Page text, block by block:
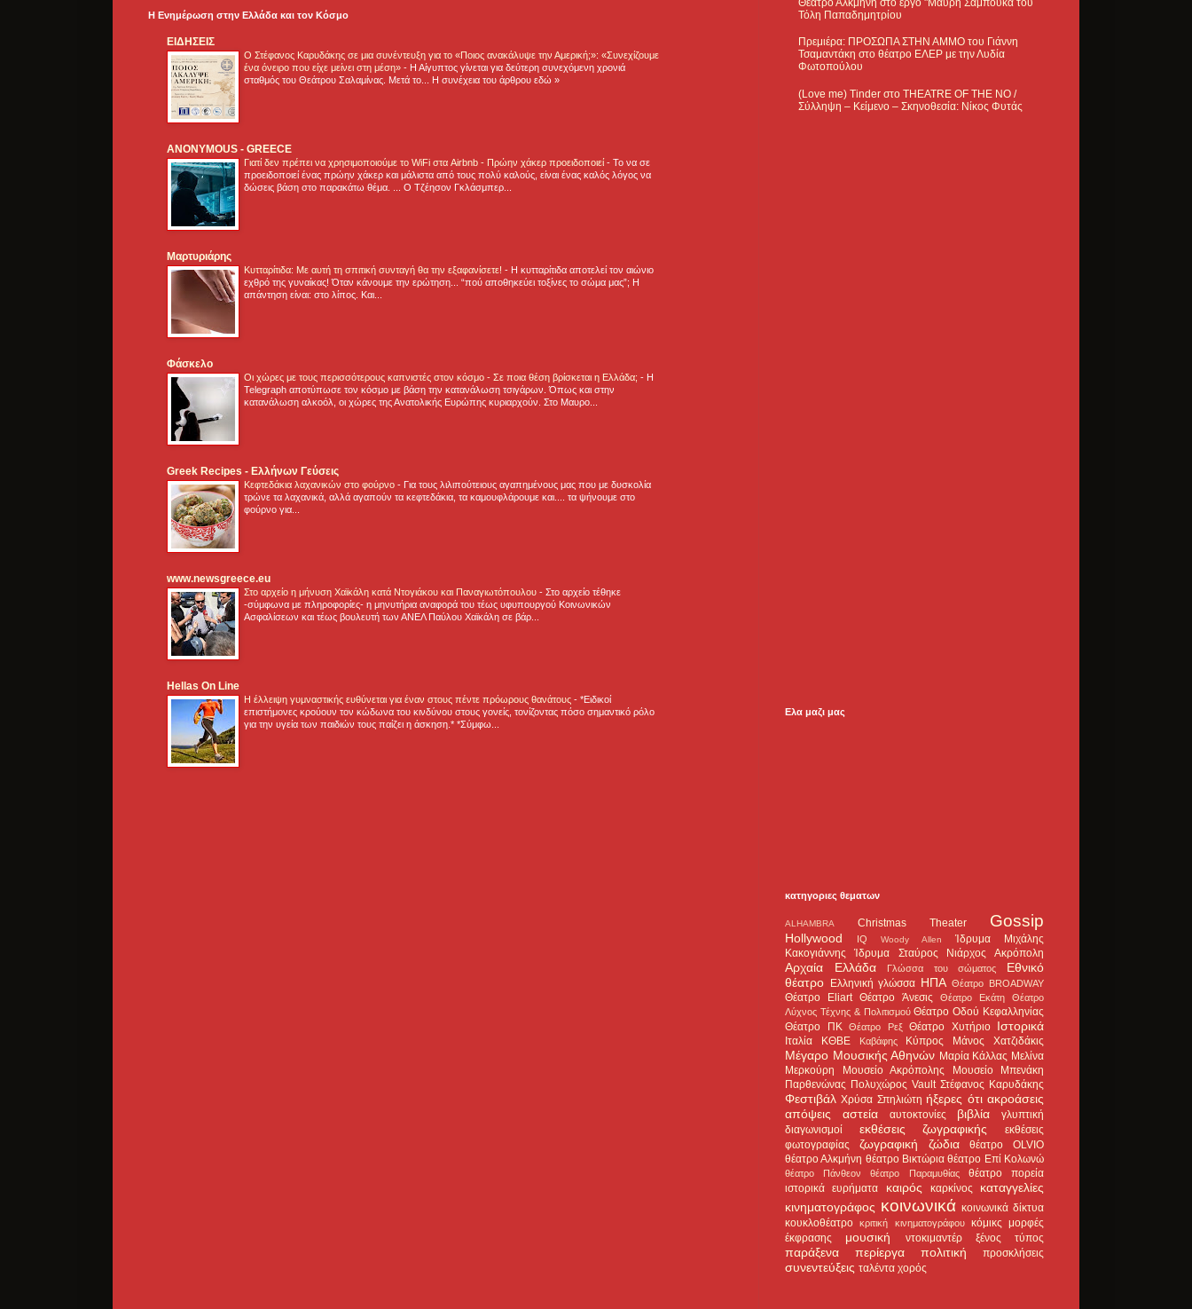
Η Ενημέρωση στην Ελλάδα και τoν Κόσμο
ΕΙΔΗΣΕΙΣ
Ο Στέφανος Καρυδάκης σε μια συνέντευξη για το «Ποιος ανακάλυψε την Αμερική;»: «Συνεχίζουμε
ένα όνειρο που είχε μείνει στη μέση» - Η Αίγυπτος γίνεται για δεύτερη συνεχόμενη χρονιά
σταθμός του Θεάτρου Σαλαμίνας. Μετά το... Η συνέχεια του άρθρου εδώ »
ANONYMOUS - GREECE
Γιατί δεν πρέπει να χρησιμοποιούμε το WiFi στα Airbnb - Πρώην χάκερ προειδοποιεί- Το να σε
προειδοποιεί ένας πρώην χάκερ και μάλιστα από τους πολύ καλούς, είναι ένας καλός λόγος να
δώσεις βάση στο παρακάτω θέμα. ... Ο Τζέησον Γκλάσμπερ...
Μαρτυριάρης
Κυτταρίτιδα: Με αυτή τη σπιτική συνταγή θα την εξαφανίσετε! - H κυτταρίτιδα αποτελεί τον αιώνιο
εχθρό της γυναίκας! Όταν κάνουμε την ερώτηση... “πού αποθηκεύει τοξίνες το σώμα μας”; Η
απάντηση είναι: στο λίπος. Και...
Φάσκελο
Οι χώρες με τους περισσότερους καπνιστές στον κόσμο - Σε ποια θέση βρίσκεται η Ελλάδα; - Η
Telegraph αποτύπωσε τον κόσμο με βάση την κατανάλωση τσιγάρων. Όπως και στην
κατανάλωση αλκοόλ, οι χώρες της Ανατολικής Ευρώπης κυριαρχούν. Στο Μαυρο...
Greek Recipes - Ελλήνων Γεύσεις
Κεφτεδάκια λαχανικών στο φούρνο - Για τους λιλιπούτειους αγαπημένους μας που με δυσκολία
τρώνε τα λαχανικά, αλλά αγαπούν τα κεφτεδάκια, τα καμουφλάρουμε και.... τα ψήνουμε στο
φούρνο για...
www.newsgreece.eu
Στο αρχείο η μήνυση Χαϊκάλη κατά Ντογιάκου και Παναγιωτόπουλου - Στο αρχείο τέθηκε
-σύμφωνα με πληροφορίες- η μηνυτήρια αναφορά του τέως υφυπουργού Κοινωνικών
Ασφαλίσεων και τέως βουλευτή των ΑΝΕΛ Παύλου Χαϊκάλη σε βάρ...
Hellas On Line
Η έλλειψη γυμναστικής ευθύνεται για έναν στους πέντε πρόωρους θανάτους - *Ειδικοί
επιστήμονες κρούουν τον κώδωνα του κινδύνου στους γονείς, τονίζοντας πόσο σημαντικό ρόλο
για την υγεία των παιδιών τους παίζει η άσκηση.* *Σύμφω...
Τόλη Παπαδημητρίου
Πρεμιέρα: ΠΡΟΣΩΠΑ ΣΤΗΝ ΑΜΜΟ του Γιάννη
Τσαμαντάκη στο θέατρο ΕΛΕΡ με την Λυδία
Φωτοπούλου
(Love me) Tinder στο THEATRE OF THE NO /
Σύλληψη – Κείμενο – Σκηνοθεσία: Νίκος Φυτάς
Ελα μαζι μας
κατηγοριες θεματων
ALHAMBRA Christmas Theater Gossip
Hollywood IQ Woody Allen
Ίδρυμα Μιχάλης
Κακογιάννης
Ίδρυμα Σταύρος Νιάρχος Ακρόπολη
Αρχαία Ελλάδα Γλώσσα του σώματος
Εθνικό
θέατρο Ελληνική γλώσσα ΗΠΑ Θέατρο BROADWAY
Θέατρο Eliart Θέατρο Άνεσις Θέατρο Εκάτη
Θέατρο
Λύχνος Τέχνης & Πολιτισμού Θέατρο Οδού Κεφαλληνίας
Θέατρο ΠΚ
Θέατρο Ρεξ Θέατρο Χυτήριο Ιστορικά
Ιταλία ΚΘΒΕ Καβάφης Κύπρος Μάνος Χατζιδάκις
Μέγαρο Μουσικής Αθηνών Μαρία Κάλλας Μελίνα
Μερκούρη
Μουσείο Ακρόπολης
Μουσείο Μπενάκη
Παρθενώνας Πολυχώρος Vault Στέφανος Καρυδάκης
Φεστιβάλ Χρύσα Σπηλιώτη ήξερες ότι ακροάσεις
απόψεις
αστεία αυτοκτονίες βιβλία
γλυπτική
διαγωνισμοί
εκθέσεις ζωγραφικής
εκθέσεις
φωτογραφίας
ζωγραφική ζώδια
θέατρο OLVIO
θέατρο Αλκμήνη θέατρο Βικτώρια θέατρο Επί Κολωνώ
θέατρο Πάνθεον θέατρο Παραμυθίας
θέατρο πορεία
ιστορικά ευρήματα
καιρός καρκίνος
καταγγελίες
κινηματογράφος κοινωνικά κοινωνικά δίκτυα
κουκλοθέατρο
κριτική κινηματογράφου κόμικς μορφές
έκφρασης
μουσική ντοκιμαντέρ ξένος τύπος
παράξενα περίεργα πολιτική προσκλήσεις
συνεντεύξεις ταλέντα χορός